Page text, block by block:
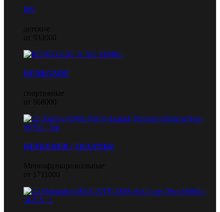
DS
детские
от 933000
RENEGADE
спортивные
от 968000
DEFENDER / TRAXTER
Многофункциональные
от 1711000